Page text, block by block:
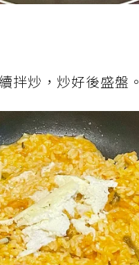
拌炒，炒好後盛盤。